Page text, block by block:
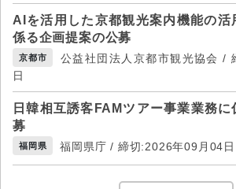
AIを活用した京都観光案内機能の活
係る企画提案の公募
京都市
公益社団法人京都市観光協会 /
日
日韓相互誘客FAMツアー事業業務
募
福岡県 福岡県庁 / 締切:2026年09月04日